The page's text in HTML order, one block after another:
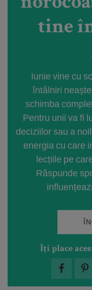
tine
Iunie vine cu
întâlniri
schimba
Pentru unii va fi
deciziilor sau a
energia cu care
lecțiile pe
Răspunde
Îți place